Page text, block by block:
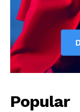
Popular